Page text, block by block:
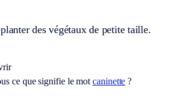
des végétaux de petite taille.
ce que signifie le motcaninette ?